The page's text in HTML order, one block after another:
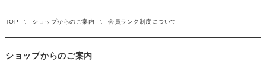
TOP ショップからのご案内 会員ランク制度について
ショップからのご案内